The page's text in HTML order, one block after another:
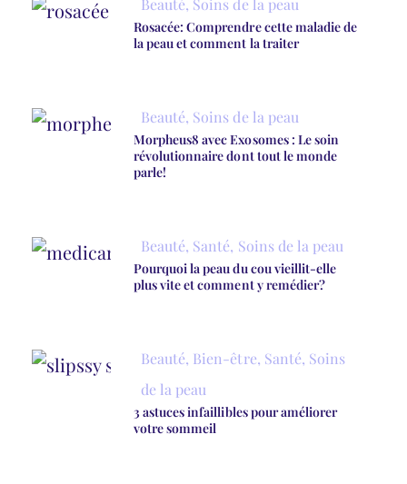
Rosacée: Comprendre cette maladie de
la peau et comment la traiter
Beauté, Soins de la peau
Morpheus8 avec Exosomes : Le soin
révolutionnaire dont tout le monde
parle!
Beauté, Santé, Soins de la peau
Pourquoi la peau du cou vieillit-elle
plus vite et comment y remédier?
Beauté, Bien-être, Santé, Soins
de la peau
3 astuces infaillibles pour améliorer
votre sommeil